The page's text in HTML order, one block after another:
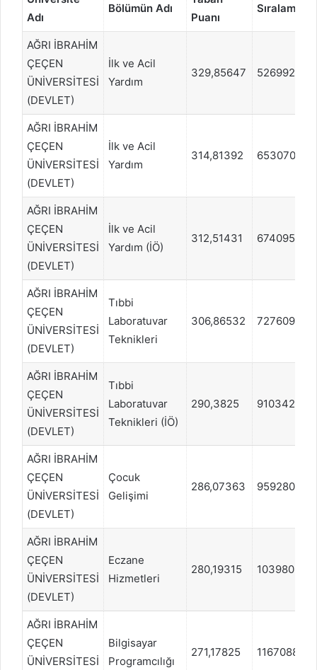
Adı
Bölümün Adı
Puanı
Sıralama
AĞRI İBRAHİM
ÇEÇEN
ÜNİVERSİTESİ
(DEVLET)
İlk ve Acil
Yardım
329,85647 526992
AĞRI İBRAHİM
ÇEÇEN
ÜNİVERSİTESİ
(DEVLET)
İlk ve Acil
Yardım
314,81392 653070
AĞRI İBRAHİM
ÇEÇEN
ÜNİVERSİTESİ
(DEVLET)
İlk ve Acil
Yardım (İÖ)
312,51431 674095
AĞRI İBRAHİM
ÇEÇEN
ÜNİVERSİTESİ
(DEVLET)
Tıbbi
Laboratuvar
Teknikleri
306,86532 727609
AĞRI İBRAHİM
ÇEÇEN
ÜNİVERSİTESİ
(DEVLET)
Tıbbi
Laboratuvar
Teknikleri (İÖ)
290,3825 910342
AĞRI İBRAHİM
ÇEÇEN
ÜNİVERSİTESİ
(DEVLET)
Çocuk
Gelişimi
286,07363 959280
AĞRI İBRAHİM
ÇEÇEN
ÜNİVERSİTESİ
(DEVLET)
Eczane
Hizmetleri
280,19315 1039808
AĞRI İBRAHİM
ÇEÇEN
ÜNİVERSİTESİ
Bilgisayar
Programcılığı
271,17825 1167088